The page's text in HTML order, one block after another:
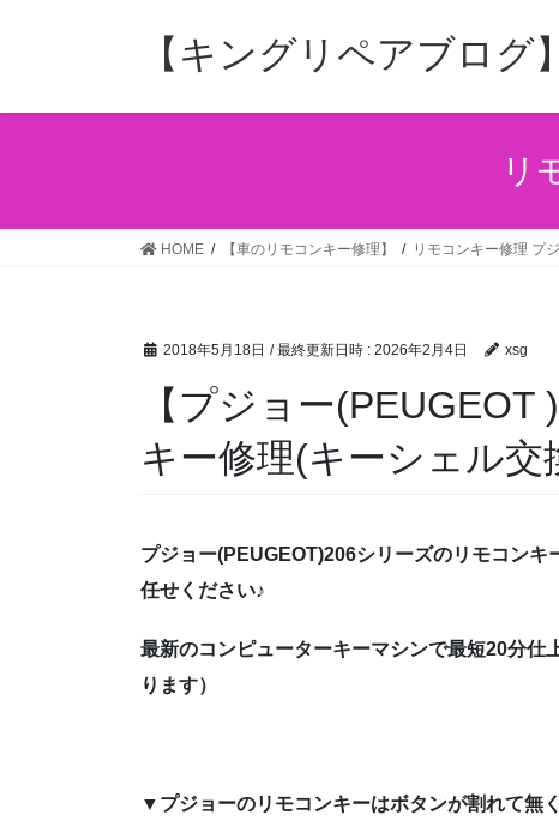
【キングリペアブログ】
リ
HOME 【車のリモコンキー修理】 リモコンキー修理 プ
2018年5月18日 / 最終更新日時 : 2026年2月4日 xsg
【プジョー
キー修理(キーシェル交
プジョー(PEUGEOT)206シリーズのリモコン
任せください♪
最新のコンピューターキーマシンで最短20分仕
ります）
▼プジョーのリモコンキーはボタンが割れて無